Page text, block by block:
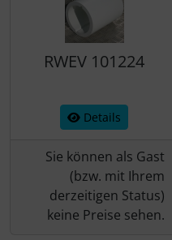
RWEV 101224
Details
Sie können als Gast
(bzw. mit Ihrem
derzeitigen Status)
keine Preise sehen.